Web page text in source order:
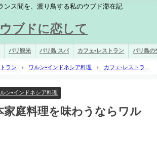
ンス間を、渡り鳥する私のウブド滞在記
ウブドに恋して
バリ観光 バリ島 スパ カフェ•レストラン バリ島の
ラン ワルン•インドネシア料理
カフェ·レストラ
ン•インドネシア料理
家庭料理を味わうならワル